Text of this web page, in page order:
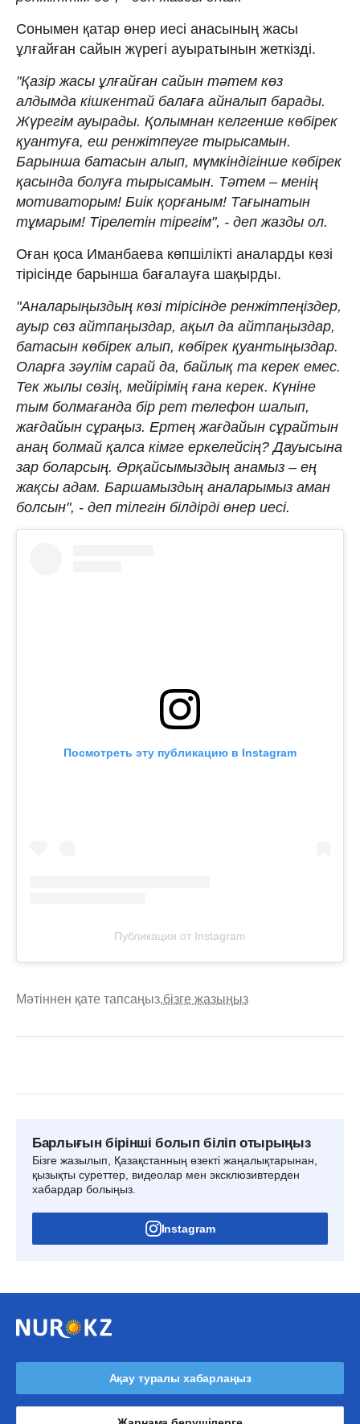
Сонымен қатар өнер иесі анасының жасы
ұлғайған сайын жүрегі ауыратынын жеткізді.
"Қазір жасы ұлғайған сайын тәтем көз
алдымда кішкентай балаға айналып барады.
Жүрегім ауырады. Қолымнан келгенше көбірек
қуантуға, еш ренжітпеуге тырысамын.
Барынша батасын алып, мүмкіндігінше көбірек
қасында болуға тырысамын. Тәтем – менің
мотиваторым! Биік қорғаным! Тағынатын
тұмарым! Тірелетін тірегім", - деп жазды ол.
Оған қоса Иманбаева көпшілікті аналарды көзі
тірісінде барынша бағалауға шақырды.
"Аналарыңыздың көзі тірісінде ренжітпеңіздер,
ауыр сөз айтпаңыздар, ақыл да айтпаңыздар,
батасын көбірек алып, көбірек қуантыңыздар.
Оларға зәулім сарай да, байлық та керек емес.
Тек жылы сөзің, мейірімің ғана керек. Күніне
тым болмағанда бір рет телефон шалып,
жағдайын сұраңыз. Ертең жағдайын сұрайтын
анаң болмай қалса кімге еркелейсің? Дауысына
зар боларсың. Әрқайсымыздың анамыз – ең
жақсы адам. Баршамыздың аналарымыз аман
болсын", - деп тілегін білдірді өнер иесі.
Посмотреть эту публикацию в Instagram
Публикация от Instagram
Мәтіннен қате тапсаңыз,бізге жазыңыз
Барлығын бірінші болып біліп отырыңыз
Бізге жазылып, Қазақстанның өзекті жаңалықтарынан,
қызықты суреттер, видеолар мен эксклюзивтерден
хабардар болыңыз.
Instagram
Ақау туралы хабарлаңыз